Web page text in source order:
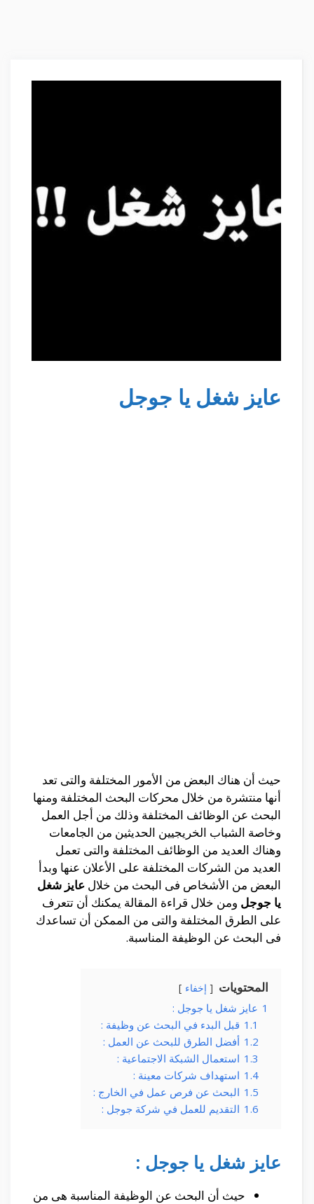
عايز شغل يا جوجل
حيث أن هناك البعض من الأمور المختلفة والتى تعد
أنها منتشرة من خلال محركات البحث المختلفة ومنها
البحث عن الوظائف المختلفة وذلك من أجل العمل
وخاصة الشباب الخريجيين الحديثين من الجامعات
وهناك العديد من الوظائف المختلفة والتى تعمل
العديد من الشركات المختلفة على الأعلان عنها وبدأ
البعض من الأشخاص فى البحث من خلال عايز شغل
يا جوجل ومن خلال قراءة المقالة يمكنك أن تتعرف
على الطرق المختلفة والتى من الممكن أن تساعدك
فى البحث عن الوظيفة المناسبة.
المحتويات إخفاء
1 عايز شغل يا جوجل :
1.1 قبل البدء في البحث عن وظيفة :
1.2 أفضل الطرق للبحث عن العمل :
1.3 استعمال الشبكة الاجتماعية :
1.4 استهداف شركات معينة :
1.5 البحث عن فرص عمل في الخارج :
1.6 التقديم للعمل في شركة جوجل :
عايز شغل يا جوجل :
حيث أن البحث عن الوظيفة المناسبة هى من